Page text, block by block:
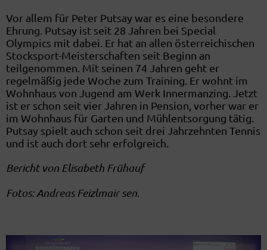
Vor allem für Peter Putsay war es eine besondere
Ehrung. Putsay ist seit 28 Jahren bei Special
Olympics mit dabei. Er hat an allen österreichischen
Stocksport-Meisterschaften seit Beginn an
teilgenommen. Mit seinen 74 Jahren geht er
regelmäßig jede Woche zum Training. Er wohnt im
Wohnhaus von Jugend am Werk Innermanzing. Jetzt
ist er schon seit vier Jahren in Pension, vorher war er
im Wohnhaus für Garten und Mühlentsorgung tätig.
Putsay spielt auch schon seit drei Jahrzehnten Tennis
und ist auch dort sehr erfolgreich.
Bericht von Elisabeth Frühauf
Fotos: Andreas Feizlmair sen.